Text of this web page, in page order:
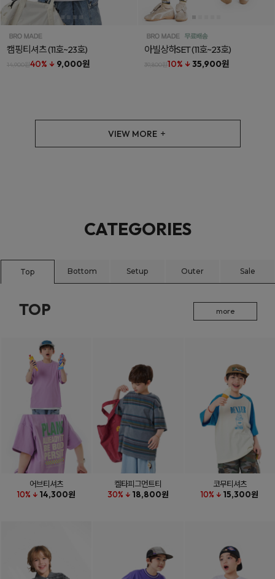
캠핑티셔츠(11호~23호)
14,900원40% ↓ 9,000원
아빌상하SET(11호~23호)
39,800원10% ↓ 35,900원
VIEW MORE
CATEGORIES
Top Bottom Setup Outer Sale
TOP more
어브티셔츠
10% ↓ 14,300원
켈타피그먼트티
30% ↓ 18,800원
코무티셔츠
10% ↓ 15,300원